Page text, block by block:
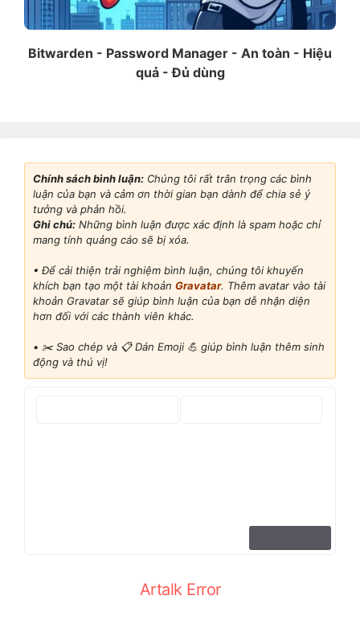
Bitwarden - Password Manager - An toàn - Hiệu
quả - Đủ dùng
Chính sách bình luận: Chúng tôi rất trân trọng các bình
luận của bạn và cảm ơn thời gian bạn dành để chia sẻ ý
tưởng và phản hồi.
Ghi chú: Những bình luận được xác định là spam hoặc chỉ
mang tính quảng cáo sẽ bị xóa.
• Để cải thiện trải nghiệm bình luận, chúng tôi khuyến
khích bạn tạo một tài khoản Gravatar. Thêm avatar vào tài
khoản Gravatar sẽ giúp bình luận của bạn dễ nhận diện
hơn đối với các thành viên khác.
• ✂️ Sao chép và 📋 Dán Emoji 💪 giúp bình luận thêm sinh
động và thú vị!
Artalk Error